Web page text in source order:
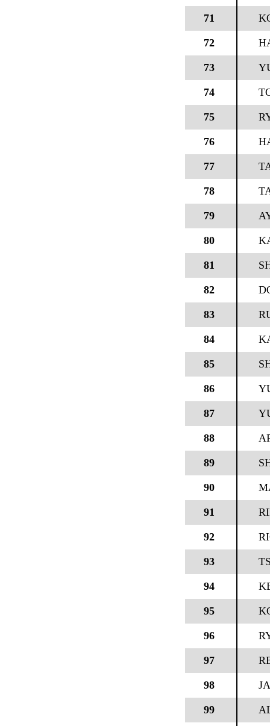
71
72
73
74
75
76
77
78
79
80
81
82
83
84
85
86
87
88
89
90
91
92
93
94
95
96
97
98
99